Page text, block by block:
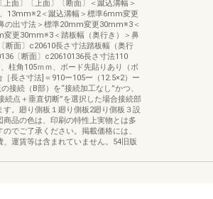
面〕〔上面〕〔断面〕＜蹴込溝幅＞
13mm※2＜蹴込溝幅＞標準6mm変更
の出寸法＞標準20mm変更30mm※3＜
変更30mm※3＜踏板幅（奥行き）＞鼻
断面〕c20610長さ寸法踏板幅（奥行
〔断面〕c20610136長さ寸法110
柱角105ｍｍ、ボード先貼りあり（ボ
長さ寸法]＝910ー105ー（12.5×2）ー
接続（B部）を“接続加工なし”かつ、
続点＋垂直切断”を選択した場合接続部
す。廻り側板１廻り側板2廻り側板３設
品の色は、印刷の特性上実物とは多
でご了承ください。掲載価格には、
運賃等は含まれていません。54旧版